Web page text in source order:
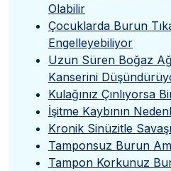
Olabilir
Çocuklarda Burun
Engelleyebiliyor
Uzun Süren Boğaz
Kanserini
Kulağınız Çınlıyorsa
İşitme Kaybının
Kronik Sinüzitle
Tamponsuz Burun
Tampon Korkunuz